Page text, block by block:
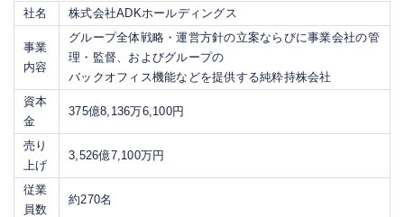
社名 株式会社ADKホールディングス
事業
内容
グループ全体戦略・運営方針の立案ならびに事業会社の管
理・監督、およびグループの
バックオフィス機能などを提供する純粋持株会社
資本
金
375億8,136万6,100円
売り
上げ
3,526億7,100万円
従業
員数
約270名